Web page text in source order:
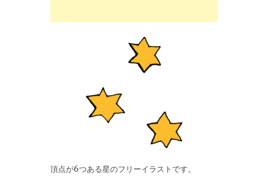
頂点が6つある星のフリーイラストです。